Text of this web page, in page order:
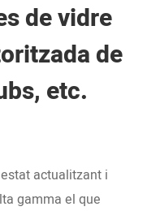
de vidre
de
etc.
actualitzant i
gamma el que